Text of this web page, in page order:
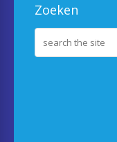
Zoeken